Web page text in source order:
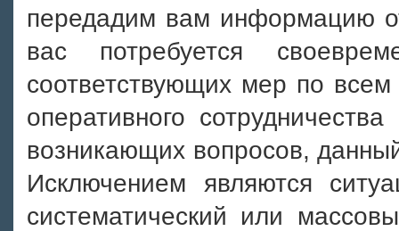
передадим вам информацию
вас потребуется
соответствующих мер по
оперативного
возникающих вопросов,
Исключением являются
систематический или